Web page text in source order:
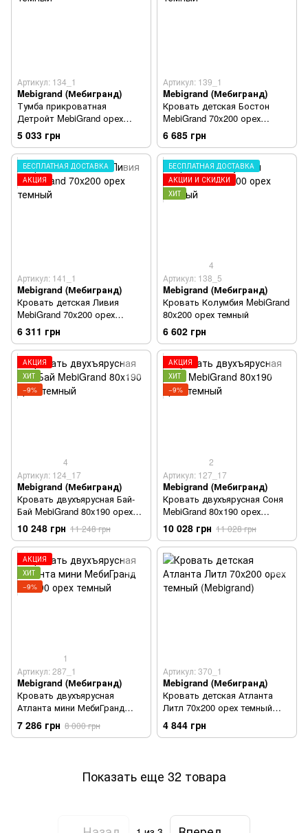
Артикул: 134_1
Mebigrand (Мебигранд)
Тумба прикроватная
Детройт MebiGrand орех
темный
5 033 грн
Артикул: 139_1
Mebigrand (Мебигранд)
Кровать детская Бостон
MebiGrand 70x200 орех
темный
6 685 грн
БЕСПЛАТНАЯ ДОСТАВКА
АКЦИЯ
Артикул: 141_1
Mebigrand (Мебигранд)
Кровать детская Ливия
MebiGrand 70x200 орех
темный
6 311 грн
БЕСПЛАТНАЯ ДОСТАВКА
АКЦИИ И СКИДКИ
ХИТ
4
Артикул: 138_5
Mebigrand (Мебигранд)
Кровать Колумбия MebiGrand
80x200 орех темный
6 602 грн
АКЦИЯ
ХИТ
−9%
4
Артикул: 124_17
Mebigrand (Мебигранд)
Кровать двухъярусная Бай-
Бай MebiGrand 80x190 орех
темный
10 248 грн 11 248 грн
АКЦИЯ
ХИТ
−9%
2
Артикул: 127_17
Mebigrand (Мебигранд)
Кровать двухъярусная Соня
MebiGrand 80x190 орех
темный
10 028 грн 11 028 грн
АКЦИЯ
ХИТ
−9%
1
Артикул: 287_1
Mebigrand (Мебигранд)
Кровать двухъярусная
Атланта мини МебиГранд
70х190 орех темный
7 286 грн 8 000 грн
Артикул: 370_1
Mebigrand (Мебигранд)
Кровать детская Атланта
Литл 70x200 орех темный
(Mebigrand)
4 844 грн
Показать еще 32 товара